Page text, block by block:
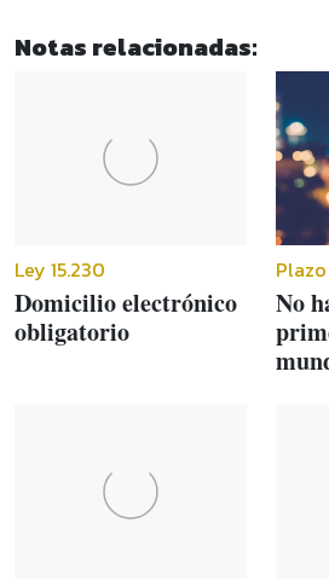
Notas relacionadas:
Ley 15.230
Domicilio electrónico
obligatorio
No